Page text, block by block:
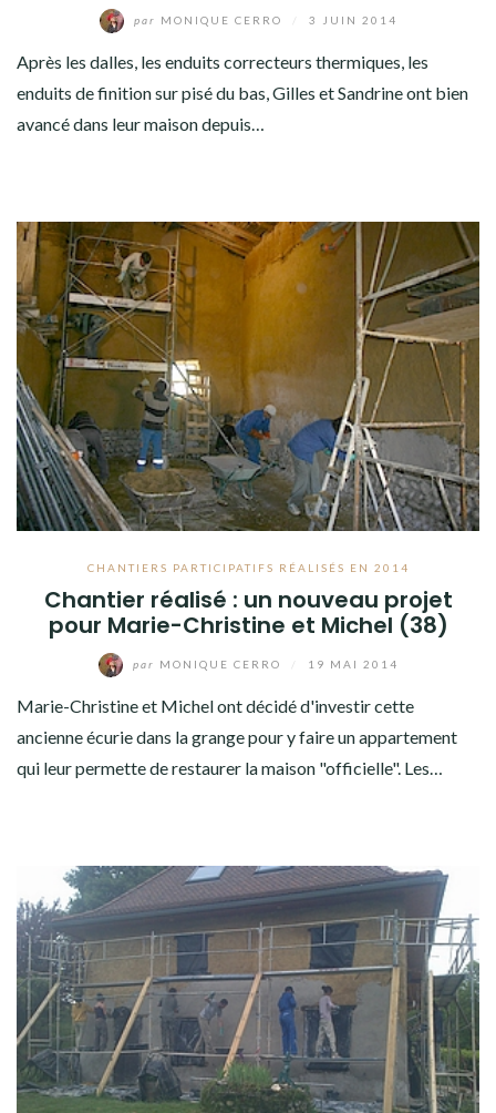
par MONIQUE CERRO 3 JUIN 2014
Après les dalles, les enduits correcteurs thermiques, les
enduits de finition sur pisé du bas, Gilles et Sandrine ont bien
avancé dans leur maison depuis…
CHANTIERS PARTICIPATIFS RÉALISÉS EN 2014
Chantier réalisé : un nouveau projet
pour Marie-Christine et Michel (38)
par MONIQUE CERRO 19 MAI 2014
Marie-Christine et Michel ont décidé d'investir cette
ancienne écurie dans la grange pour y faire un appartement
qui leur permette de restaurer la maison "officielle". Les…